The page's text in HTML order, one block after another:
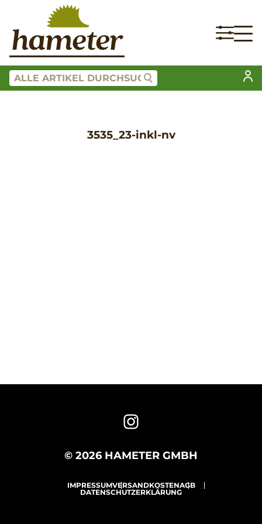
3535_23-inkl-nv
© 2026 HAMETER GMBH
IMPRESSUMVERSANDKOSTENAGB
DATENSCHUTZERKLÄRUNG